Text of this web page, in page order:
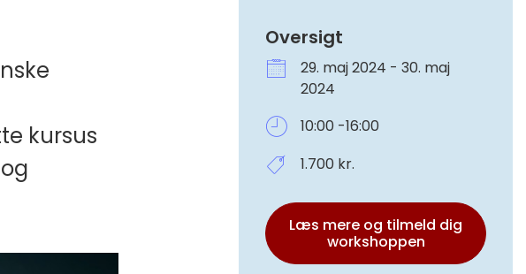
kursus
Oversigt
29. maj 2024 - 30. maj
2024
10:00 -16:00
1.700 kr.
Læs mere og tilmeld dig
workshoppen